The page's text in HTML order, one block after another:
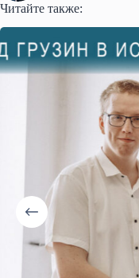
Читайте также: